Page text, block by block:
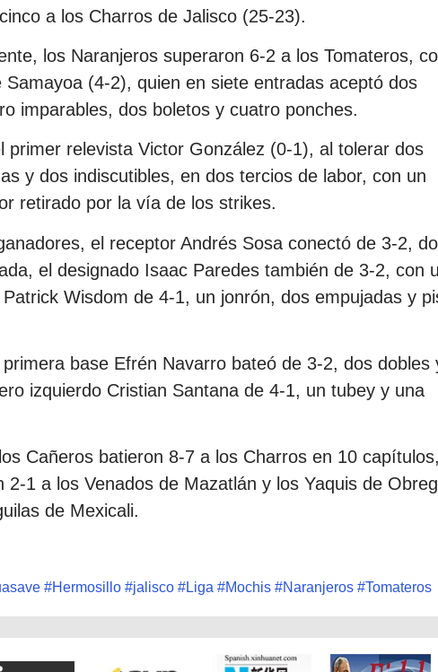
a los Charros de Jalisco (25-23).
los Naranjeros superaron 6-2 a los Tomateros,
(4-2), quien en siete entradas aceptó dos
imparables, dos boletos y cuatro ponches.
primer relevista Victor González (0-1), al tolerar dos
y dos indiscutibles, en dos tercios de labor, con un
retirado por la vía de los strikes.
el receptor Andrés Sosa conectó de 3-2,
el designado Isaac Paredes también de 3-2, con
Wisdom de 4-1, un jonrón, dos empujadas y
base Efrén Navarro bateó de 3-2, dos dobles
izquierdo Cristian Santana de 4-1, un tubey y una
Cañeros batieron 8-7 a los Charros en 10
2-1 a los Venados de Mazatlán y los Yaquis de
de Mexicali.
#Hermosillo #jalisco #Liga #Mochis #Naranjeros #Tomateros